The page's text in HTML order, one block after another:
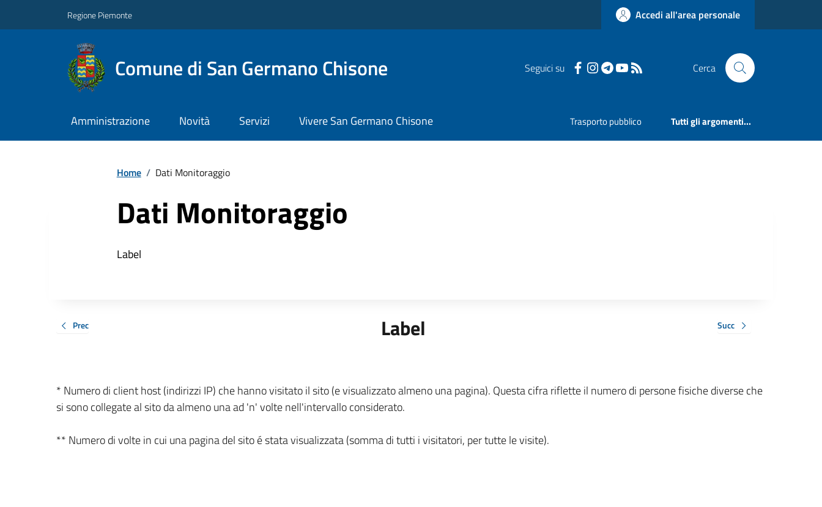
Regione Piemonte Accedi all'area personale
Comune di San Germano Chisone Seguici su Cerca
Amministrazione Novità Servizi Vivere San Germano Chisone Trasporto pubblico Tutti gli argomenti...
Home / Dati Monitoraggio
Dati Monitoraggio
Label
Prec Label Succ
* Numero di client host (indirizzi IP) che hanno visitato il sito (e visualizzato almeno una pagina). Questa cifra riflette il numero di persone fisiche diverse che
si sono collegate al sito da almeno una ad 'n' volte nell'intervallo considerato.
** Numero di volte in cui una pagina del sito é stata visualizzata (somma di tutti i visitatori, per tutte le visite).